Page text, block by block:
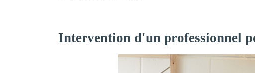
Intervention d'un professionnel